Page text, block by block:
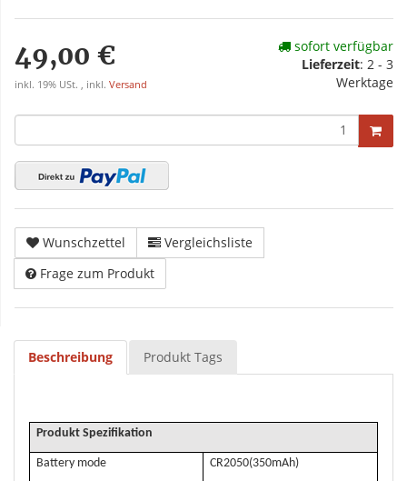
49,00 €
inkl. 19% USt. , inkl. Versand
sofort verfügbar
Lieferzeit: 2 - 3
Werktage
Wunschzettel
Vergleichsliste
Frage zum Produkt
Beschreibung Produkt Tags
Produkt Spezifikation
Battery mode CR2050(350mAh)